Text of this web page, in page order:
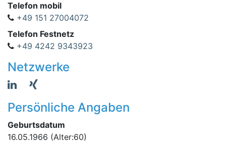
Telefon mobil
+49 151 27004072
Telefon Festnetz
+49 4242 9343923
Netzwerke
Persönliche Angaben
Geburtsdatum
16.05.1966 (Alter:60)